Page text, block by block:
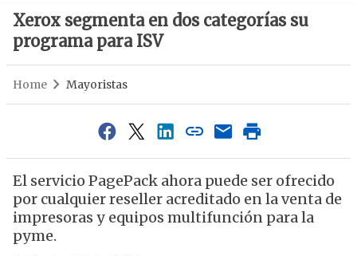
Xerox segmenta en dos categorías su
programa para ISV
Home Mayoristas
El servicio PagePack ahora puede ser ofrecido
por cualquier reseller acreditado en la venta de
impresoras y equipos multifunción para la
pyme.